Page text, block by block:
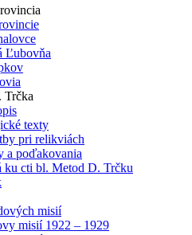
Ľubovňa
Trčka
texty
pri relikviách
a poďakovania
ku cti bl. Metod D. Trčku
misií
misií 1922 – 1929